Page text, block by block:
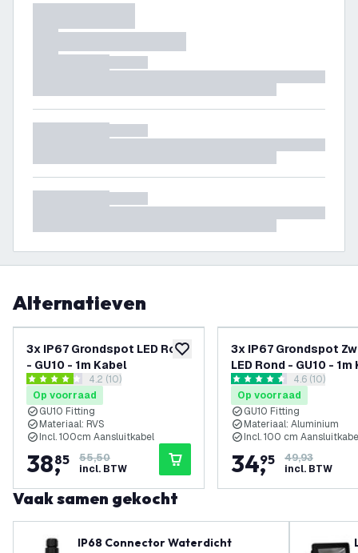
Alternatieven
toevoegen aan verlanglijst
3x IP67 Grondspot LED Rond
- GU10 - 1m Kabel
reviews drawer openen
4.2 score sterren4.2 (10)
Op voorraad
GU10 Fitting
Materiaal: RVS
Incl. 100cm Aansluitkabel
38,
85
55,50
incl. BTW
3x IP67 Grondspot
LED Rond - GU10 - 1m
reviews
4.6 score sterren4.6 (10)
Op voorraad
GU10 Fitting
Materiaal: Aluminium
Incl. 100 cm
34,
95
49,93
incl. BTW
Vaak samen gekocht
IP68 Connector Waterdicht